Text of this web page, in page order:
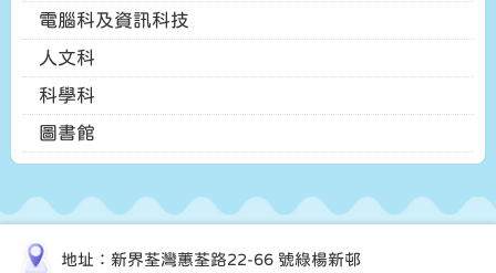
電腦科及資訊科技
人文科
科學科
圖書館
地址：新界荃灣蕙荃路22-66 號綠楊新邨